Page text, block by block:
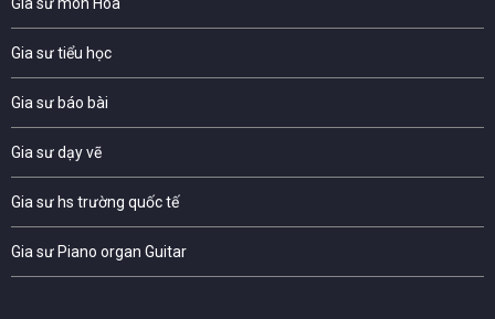
Gia sư tiểu học
Gia sư báo bài
Gia sư dạy vẽ
Gia sư hs trường quốc tế
Gia sư Piano organ Guitar